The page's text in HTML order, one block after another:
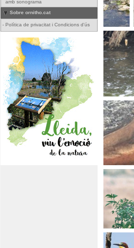
amb sonograma
Sobre ornitho.cat
- Política de privacitat i Condicions d'ús